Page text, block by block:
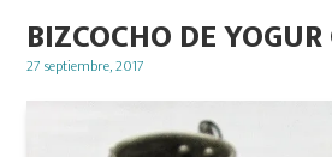
BIZCOCHO DE
Posted
27 septiembre, 2017